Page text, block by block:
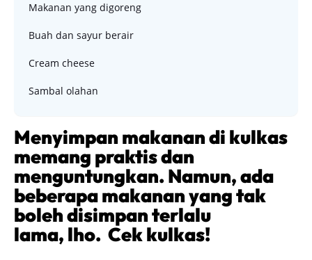
Makanan yang digoreng
Buah dan sayur berair
Cream cheese
Sambal olahan
Menyimpan makanan di kulkas
memang praktis dan
menguntungkan. Namun, ada
beberapa makanan yang tak
boleh disimpan terlalu
lama, lho. Cek kulkas!